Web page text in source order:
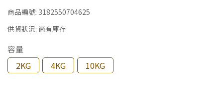
商品編號: 3182550704625
供貨狀況: 尚有庫存
容量
2KG
4KG 10KG